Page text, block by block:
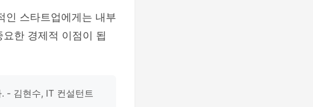
인 스타트업에게는 내부
한 경제적 이점이 됩
- 김현수, IT 컨설턴트